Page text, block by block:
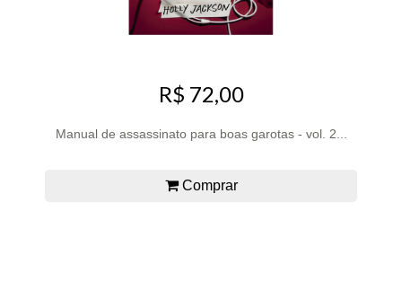
R$ 72,00
Manual de assassinato para boas garotas - vol. 2...
Comprar